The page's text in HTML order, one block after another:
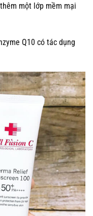
một lớp mềm mại
Q10 có tác dụng